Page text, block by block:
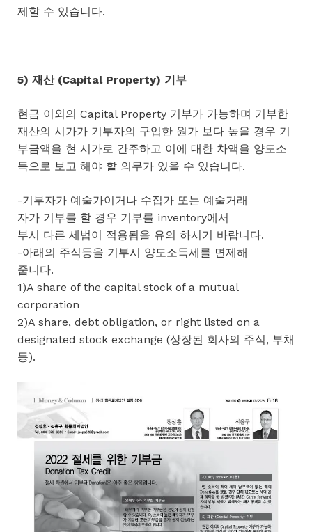
제할 수 있습니다.
5) 재산 (Capital Property) 기부
현금 이외의 Capital Property 기부가 가능하며 기부한
재산의 시가가 기부자의 구입한 원가 보다 높을 경우 기
부금액을 현 시가로 간주하고 이에 대한 차액을 양도소
득으로 보고 해야 할 의무가 있을 수 있습니다.
-기부자가 예술가이거나 수집가 또는 예술거래
자가 기부를 할 경우 기부를 inventory에서
부시 다른 세법이 적용됨을 유의 하시기 바랍니다.
-아래의 주식등을 기부시 양도소득세를 면제해
줍니다.
1)A share of the capital stock of a mutual
corporation
2)A share, debt obligation, or right listed on a
designated stock exchange (상장된 회사의 주식, 부채
등).